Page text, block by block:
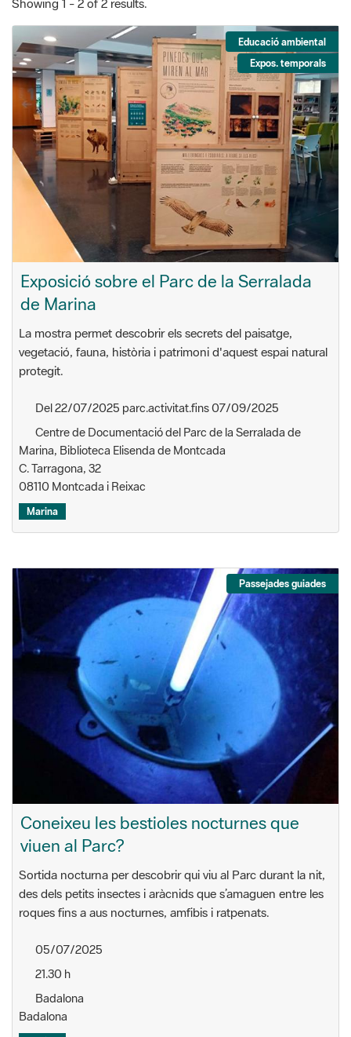
Expos. temporals
Exposició sobre el Parc de la Serralada
de Marina
La mostra permet descobrir els secrets del paisatge,
vegetació, fauna, història i patrimoni d'aquest espai natural
protegit.
Del 22/07/2025 parc.activitat.fins 07/09/2025
Marina, Biblioteca Elisenda de Montcada
C. Tarragona, 32
08110 Montcada i Reixac
Marina
Coneixeu les bestioles nocturnes que
viuen al Parc?
Sortida nocturna per descobrir qui viu al Parc durant la nit,
des dels petits insectes i aràcnids que s’amaguen entre les
roques fins a aus nocturnes, amfibis i ratpenats.
05/07/2025
Badalona
Marina